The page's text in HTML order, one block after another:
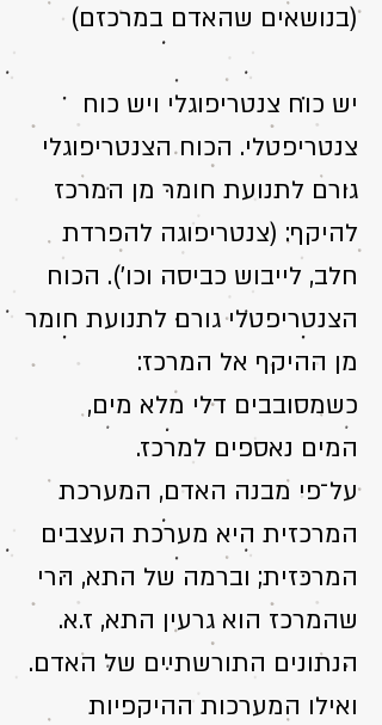
(בנושאים שהאדם במרכזם)
יש כוח צנטריפוגלי ויש כוח
צנטריפטלי. הכוח הצנטריפוגלי
גורם לתנועת חומר מן המרכז
להיקף: (צנטריפוגה להפרדת
חלב, לייבוש כביסה וכו'). הכוח
הצנטריפטלי גורם לתנועת חומר
מן ההיקף אל המרכז:
כשמסובבים דלי מלא מים,
המים נאספים למרכז.
על־פי מבנה האדם, המערכת
המרכזית היא מערכת העצבים
המרכזית; וברמה של התא, הרי
שהמרכז הוא גרעין התא, ז.א.
הנתונים התורשתיים של האדם.
ואילו המערכות ההיקפיות